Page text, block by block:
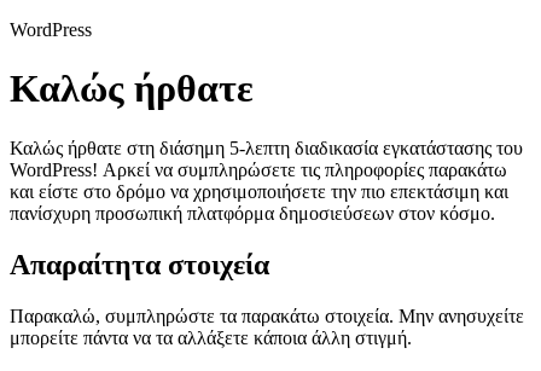
WordPress
Καλώς ήρθατε
Καλώς ήρθατε στη διάσημη 5-λεπτη διαδικασία εγκατάστασης του
WordPress! Αρκεί να συμπληρώσετε τις πληροφορίες παρακάτω
και είστε στο δρόμο να χρησιμοποιήσετε την πιο επεκτάσιμη και
πανίσχυρη προσωπική πλατφόρμα δημοσιεύσεων στον κόσμο.
Απαραίτητα στοιχεία
Παρακαλώ, συμπληρώστε τα παρακάτω στοιχεία. Μην ανησυχείτε
μπορείτε πάντα να τα αλλάξετε κάποια άλλη στιγμή.